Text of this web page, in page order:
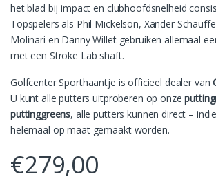
het blad bij impact en clubhoofdsnelheid
Topspelers als Phil Mickelson, Xander
Molinari en Danny Willet gebruiken allemaal
met een Stroke Lab shaft.
Golfcenter Sporthaantje is officieel dealer van
U kunt alle putters uitproberen op onze
puttinggreens, alle putters kunnen direct –
helemaal op maat gemaakt worden.
€279,00